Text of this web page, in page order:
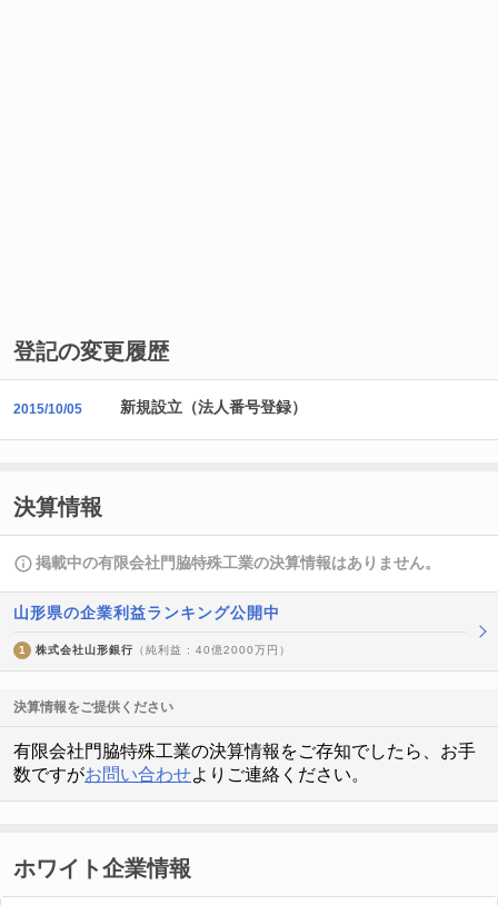
登記の変更履歴
2015/10/05 新規設立（法人番号登録）
決算情報
掲載中の有限会社門脇特殊工業の決算情報はありません。
山形県の企業利益ランキング公開中
1 株式会社山形銀行 （純利益 : 40億2000万円）
決算情報をご提供ください
有限会社門脇特殊工業の決算情報をご存知でしたら、お手
数ですがお問い合わせよりご連絡ください。
ホワイト企業情報